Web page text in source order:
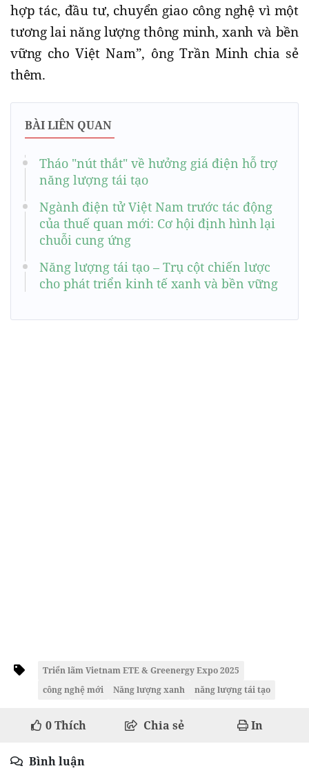
hợp tác, đầu tư, chuyển giao công nghệ vì một
tương lai năng lượng thông minh, xanh và bền
vững cho Việt Nam”, ông Trần Minh chia sẻ
thêm.
BÀI LIÊN QUAN
Tháo "nút thắt" về hưởng giá điện hỗ trợ
năng lượng tái tạo
Ngành điện tử Việt Nam trước tác động
của thuế quan mới: Cơ hội định hình lại
chuỗi cung ứng
Năng lượng tái tạo – Trụ cột chiến lược
cho phát triển kinh tế xanh và bền vững
Triển lãm Vietnam ETE & Greenergy Expo 2025
công nghệ mới
Năng lượng xanh năng lượng tái tạo
0Thích Chia sẻ In
Bình luận